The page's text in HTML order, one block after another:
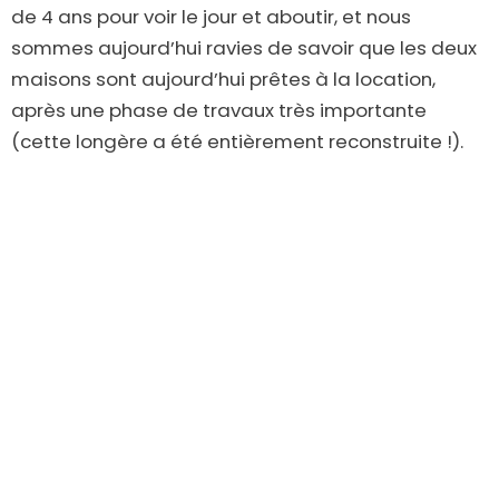
de 4 ans pour voir le jour et aboutir, et nous
sommes aujourd’hui ravies de savoir que les deux
maisons sont aujourd’hui prêtes à la location,
après une phase de travaux très importante
(cette longère a été entièrement reconstruite !).